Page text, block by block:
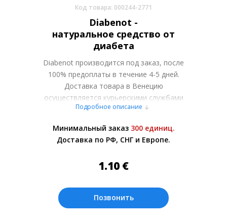
Код товара: 000244-2771
Diabenot -
натуральное средство от
диабета
Diabenot производится под заказ, после
100% предоплаты в течение 4-5 дней.
Доставка товара в Венецию
осуществляется курьерскими службами
или самовывозом со склада в Москве.
менеджером.
Оплата производится в рублях. Цены на
06.08.2026. Текущий курс 10 руб.=
Подробное описание
Минимальный заказ 300 единиц.
Доставка по РФ, СНГ и Европе.
1.10 €
Позвонить